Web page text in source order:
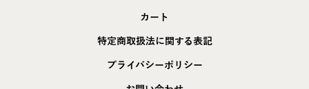
カート
特定商取扱法に関する表記
プライバシーポリシー